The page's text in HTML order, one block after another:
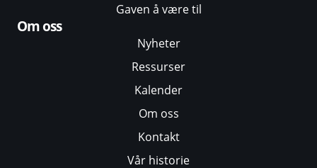
Gaven å være til
Om oss
Nyheter
Ressurser
Kalender
Om oss
Kontakt
Vår historie